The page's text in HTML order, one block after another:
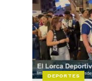
DEPORTES